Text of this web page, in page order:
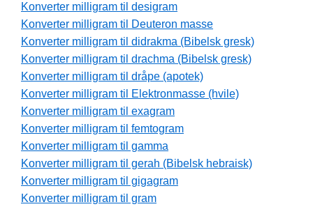
Konverter milligram til desigram
Konverter milligram til Deuteron masse
Konverter milligram til didrakma (Bibelsk gresk)
Konverter milligram til drachma (Bibelsk gresk)
Konverter milligram til dråpe (apotek)
Konverter milligram til Elektronmasse (hvile)
Konverter milligram til exagram
Konverter milligram til femtogram
Konverter milligram til gamma
Konverter milligram til gerah (Bibelsk hebraisk)
Konverter milligram til gigagram
Konverter milligram til gram